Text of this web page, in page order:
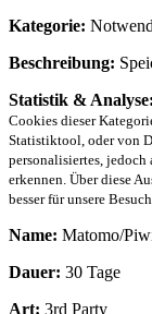
Kategorie:
Beschreibung:
Statistik & Analyse:
Cookies dieser
Statistiktool, oder von
personalisiertes, jedoch
erkennen. Über diese
besser für unsere
Name: Matomo/
Dauer: 30 Tage
Art: 3rd Party